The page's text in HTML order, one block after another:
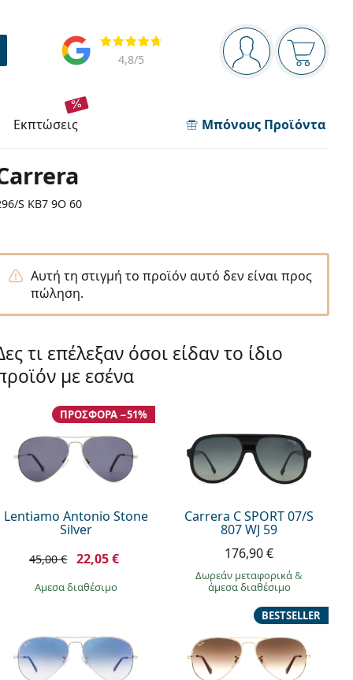
Πίνακας πλοήγησης
Είστε
Το
Αξιολογήσεις
4,8/5
εκπτώσεις Μπόνους Προϊόντα
S KB7 9O 60
Αυτή τη στιγμή το προϊόν αυτό δεν είναι προς
πώληση.
τι επέλεξαν όσοι είδαν το ίδιο
με εσένα
Lentiamo Antonio Stone
Silver
ΠΡΟΣΦΟΡΆ −51%
45,00 € 22,05 €
άμεσα διαθέσιμο
Carrera C SPORT 07/S
807 WJ 59
176,90 €
Δωρεάν μεταφορικά&
άμεσα διαθέσιμο
BESTSELLER